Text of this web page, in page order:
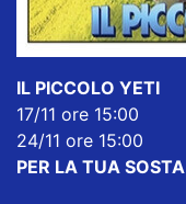
IL PICCOLO YETI
17/11 ore 15:00
24/11 ore 15:00
PER LA TUA SOSTA